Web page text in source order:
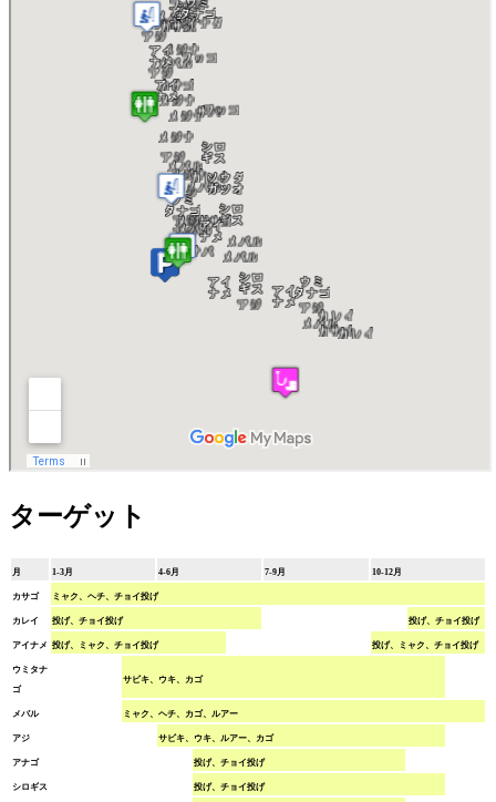
ターゲット
月 1-3月 4-6月 7-9月 10-12月
カサゴ ミャク、ヘチ、チョイ投げ
カレイ 投げ、チョイ投げ 投げ、チョイ投げ
アイナメ 投げ、ミャク、チョイ投げ 投げ、ミャク、チョイ投げ
ウミタナ
ゴ
サビキ、ウキ、カゴ
メバル ミャク、ヘチ、カゴ、ルアー
アジ サビキ、ウキ、ルアー、カゴ
アナゴ 投げ、チョイ投げ
シロギス 投げ、チョイ投げ